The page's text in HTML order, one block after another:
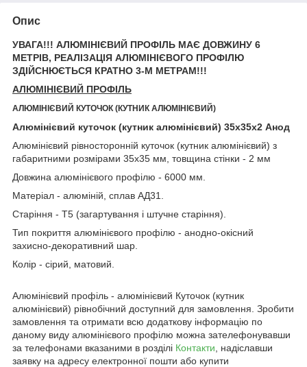
Опис
УВАГА!!! АЛЮМІНІЄВИЙ ПРОФІЛЬ МАЄ ДОВЖИНУ 6
МЕТРІВ, РЕАЛІЗАЦІЯ АЛЮМІНІЄВОГО ПРОФІЛЮ
ЗДІЙСНЮЄТЬСЯ КРАТНО 3-М МЕТРАМ!!!
АЛЮМІНІЄВИЙ ПРОФІЛЬ
АЛЮМІНІЄВИЙ КУТОЧОК (КУТНИК АЛЮМІНІЄВИЙ)
Алюмінієвий куточок (кутник алюмінієвий) 35х35х2 Анод
Алюмінієвий рівносторонній куточок (кутник алюмінієвий) з
габаритними розмірами 35х35 мм, товщина стінки - 2 мм
Довжина алюмінієвого профілю - 6000 мм.
Матеріал - алюміній, сплав АД31.
Старіння - Т5 (загартування і штучне старіння).
Тип покриття алюмінієвого профілю - анодно-окісний
захисно-декоративний шар.
Колір - сірий, матовий.
Алюмінієвий профіль - алюмінієвий Куточок (кутник
алюмінієвий) рівнобічний доступний для замовлення. Зробити
замовлення та отримати всю додаткову інформацію по
даному виду алюмінієвого профілю можна зателефонувавши
за телефонами вказаними в розділі Контакти , надіславши
заявку на адресу електронної пошти або купити